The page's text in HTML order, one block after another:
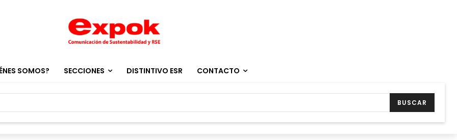
SOMOS? SECCIONES DISTINTIVO ESR CONTACTO
BUSCAR